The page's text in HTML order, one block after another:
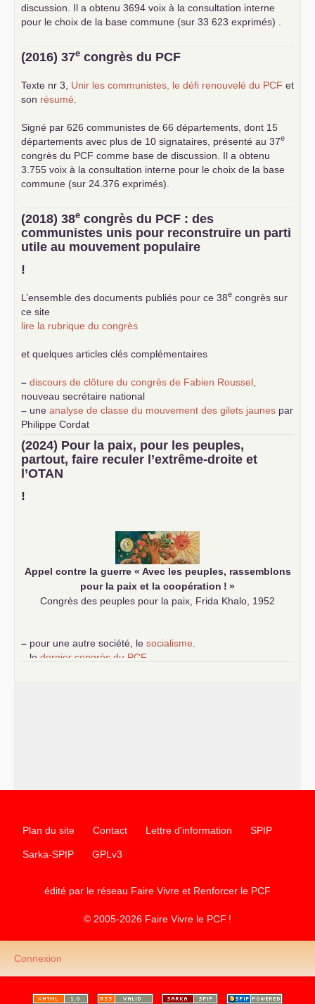
discussion. Il a obtenu 3694 voix à la consultation interne
pour le choix de la base commune (sur 33 623 exprimés) .
(2016) 37e congrès du PCF
Texte nr 3, Unir les communistes, le défi renouvelé du PCF et
son résumé
Signé par 626 communistes de 66 départements, dont 15
départements avec plus de 10 signataires, présenté au 37e
congrès du PCF comme base de discussion. Il a obtenu
3.755 voix à la consultation interne pour le choix de la base
commune (sur 24.376 exprimés).
(2018) 38e congrès du PCF : des
communistes unis pour reconstruire un parti
utile au mouvement populaire
!
L’ensemble des documents publiés pour ce 38e congrès sur
ce site
lire la rubrique du congrès
et quelques articles clés complémentaires
– discours de clôture du congrès de Fabien Roussel
nouveau secrétaire national
– une analyse de classe du mouvement des gilets jaunes par
Philippe Cordat
–
un texte de Jean-Claude Delaunay
le marxisme est la
science sociale de notre temps
–un appel proposé aux partis communistes et ouvrier
d’Europe
–
(2024) Pour la paix, pour les peuples,
partout, faire reculer l’extrême-droite et
l’OTAN
!
Appel contre la guerre « Avec les peuples, rassemblons
pour la paix et la coopération ! »
Congrès des peuples pour la paix, Frida Khalo, 1952
– pour une autre société, le socialisme
le dernier congrès du PCF
Plan du site Contact Lettre d'information SPIP
Sarka-SPIP GPLv3
édité par le réseau Faire Vivre et Renforcer le PCF
© 2005-2026 Faire Vivre le PCF !
Connexion